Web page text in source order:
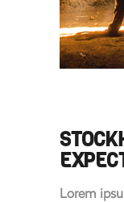
Lorem